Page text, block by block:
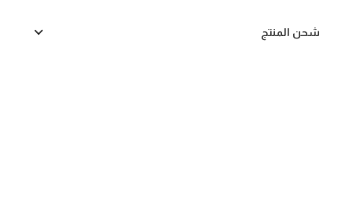
شحن المنتج